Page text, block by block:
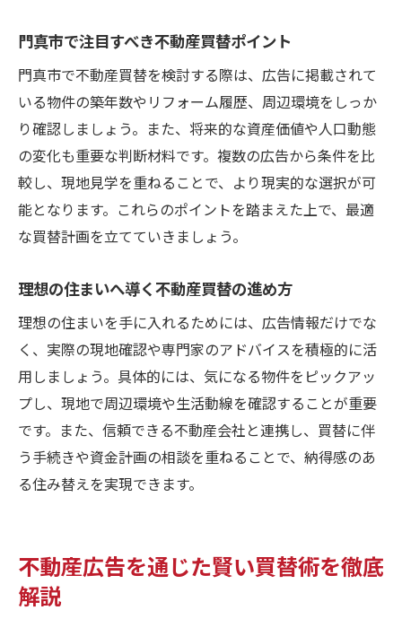
子育て世代向け不動産買替の選び方
生活利便施設充実の住まいと買替視点
不動産買替で重視すべき子育て環境条件
安全性を考えた買替ポイントの見極め
子育てと両立する不動産買替の工夫
教育環境に配慮した買替成功のポイント
買替後も安心できる住まい選びのヒント
不動産買替後の生活満足度を高めるコツ
長く安心して暮らせる住まい選びの視点
不動産買替後のアフターサポート活用法
住み替え後のトラブルを防ぐ注意点
不動産買替で安心感を得るための工夫
門真市で注目すべき不動産買替ポイント
門真市で不動産買替を検討する際は、広告に掲載されて
いる物件の築年数やリフォーム履歴、周辺環境をしっか
り確認しましょう。また、将来的な資産価値や人口動態
の変化も重要な判断材料です。複数の広告から条件を比
較し、現地見学を重ねることで、より現実的な選択が可
能となります。これらのポイントを踏まえた上で、最適
な買替計画を立てていきましょう。
理想の住まいへ導く不動産買替の進め方
理想の住まいを手に入れるためには、広告情報だけでな
く、実際の現地確認や専門家のアドバイスを積極的に活
用しましょう。具体的には、気になる物件をピックアッ
プし、現地で周辺環境や生活動線を確認することが重要
です。また、信頼できる不動産会社と連携し、買替に伴
う手続きや資金計画の相談を重ねることで、納得感のあ
る住み替えを実現できます。
不動産広告を通じた賢い買替術を徹底
解説